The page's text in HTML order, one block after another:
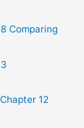
Comparing
12